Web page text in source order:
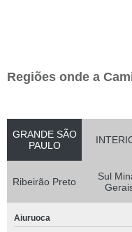
Regiões onde a
GRANDE SÃO
PAULO
Ribeirão Preto
Sul
Aiuruoca